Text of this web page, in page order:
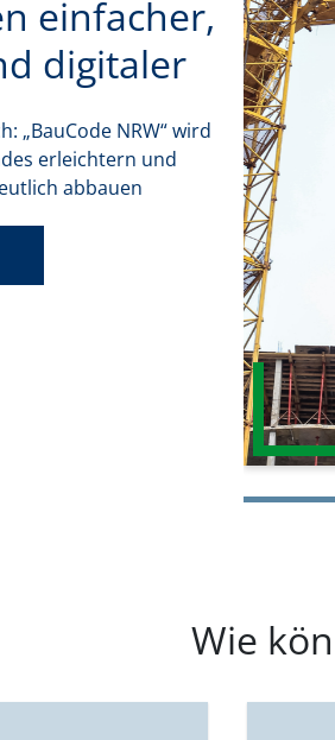
einfacher,
digitaler
„BauCode NRW“ wird
erleichtern und
abbauen
Wie